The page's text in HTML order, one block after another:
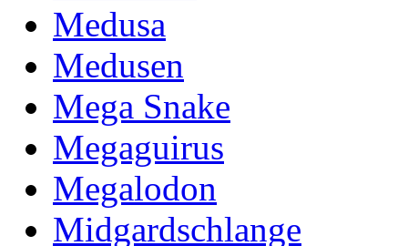
Medusa
Medusen
Mega Snake
Megaguirus
Megalodon
Midgardschlange